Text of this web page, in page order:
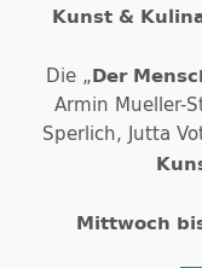
Kunst &
Die „Der
Armin Mueller-
Sperlich, Jutta
Mittwoch